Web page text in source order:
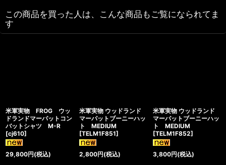
この商品を買った人は、こんな商品もご覧になられてま
す
米軍実物 FROG ウッ
ドランドマーパットコン
バットシャツ M-R
[cj610]
29,800円(税込)
米軍実物 ウッドランド
マーパットブーニーハッ
ト MEDIUM
[TELM1F851]
2,800円(税込)
米軍実物 ウッドランド
マーパットブーニーハッ
ト MEDIUM
[TELM1F852]
3,800円(税込)